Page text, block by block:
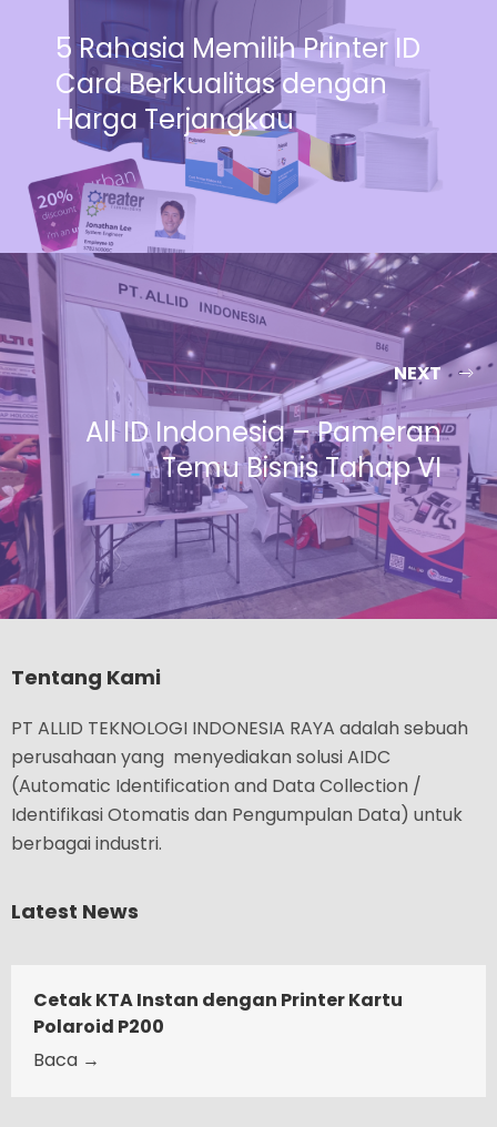
5 Rahasia Memilih Printer ID
Card Berkualitas dengan
Harga Terjangkau
NEXT
All ID Indonesia – Pameran
Temu Bisnis Tahap VI
Tentang Kami
PT ALLID TEKNOLOGI INDONESIA RAYA adalah sebuah
perusahaan yang menyediakan solusi AIDC
(Automatic Identification and Data Collection /
Identifikasi Otomatis dan Pengumpulan Data) untuk
berbagai industri.
Latest News
Cetak KTA Instan dengan Printer Kartu
Polaroid P200
Baca →